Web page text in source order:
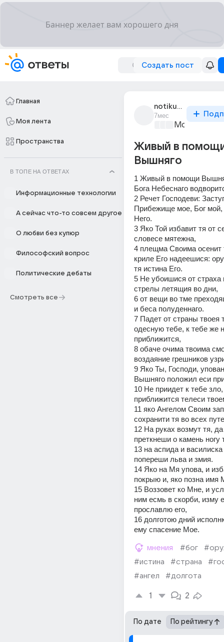
Создать пост
Главная
Моя лента
Пространства
В ТОПЕ НА ОТВЕТАХ
Информационные технологии
А сейчас что-то совсем другое
О любви без купюр
Философский вопрос
Политические дебаты
Смотреть все
notikumuhorizonts
7мес
Мозговой
Живый в
Вышняго
1 Живый в помощи
Бога Небеснаго
2 Речет Господеви:
Прибежище мое, Бог мой,
Него.
3 Яко Той избавит тя от
словесе мятежна,
4 плещма Своима осенит
криле Его надеешися:
тя истина Его.
5 Не убоишися от страха
стрелы летящия во дни,
6 от вещи во тме
и беса полуденнаго.
7 Падет от страны твоея
одесную тебе, к тебе же
приближится,
8 обаче очима твоима
воздаяние грешников
9 Яко Ты, Господи,
Вышняго положил еси
10 Не приидет к тебе
приближится телеси
11 яко Ангелом Своим
сохранити тя во всех
12 На руках возмут тя, да
преткнеши о камень ногу
13 на аспида и
попереши льва и змия.
14 Яко на Мя упова, и
покрыю и, яко позна имя
15 Воззовет ко Мне, и
ним есмь в скорби, изму
прославлю eго,
16 долготою дний
eму спасение Мое.
мнения #бог
#истина
#страна
#ангел
#долгота
1 2
По дате По рейтингу